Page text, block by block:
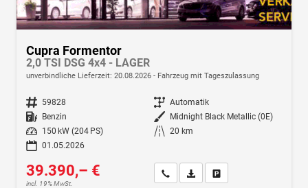
Cupra Formentor
2,0 TSI DSG 4x4 - LAGER
unverbindliche Lieferzeit: 20.08.2026 Fahrzeug mit Tageszulassung
Fahrzeugnr. 59828 Getriebe Automatik
Kraftstoff Benzin Außenfarbe Midnight Black Metallic (0E)
Leistung
150 kW (204 PS) Kilometerstand 20 km
01.05.2026
39.390,– €
incl. 19% MwSt.
Wir rufen Sie anFahrzeugexposé (PDF)